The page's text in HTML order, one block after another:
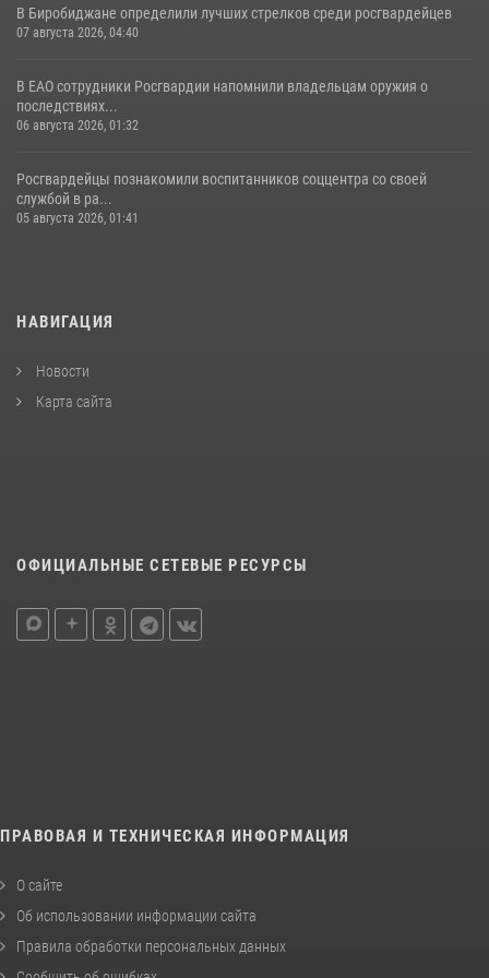
В Биробиджане определили лучших стрелков среди росгвардейцев
07 августа 2026, 04:40
В ЕАО сотрудники Росгвардии напомнили владельцам оружия о
последствиях...
06 августа 2026, 01:32
Росгвардейцы познакомили воспитанников соццентра со своей
службой в ра...
05 августа 2026, 01:41
НАВИГАЦИЯ
Новости
Карта сайта
ОФИЦИАЛЬНЫЕ СЕТЕВЫЕ РЕСУРСЫ
ПРАВОВАЯ И ТЕХНИЧЕСКАЯ ИНФОРМАЦИЯ
О сайте
Об использовании информации сайта
Правила обработки персональных данных